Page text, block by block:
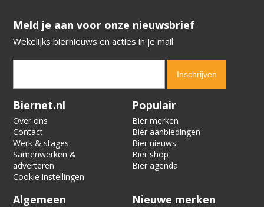
​​​​​​​Meld je aan voor onze nieuwsbrief
Wekelijks biernieuws en acties in je mail
Verification code:
Biernet.nl
Over ons
Contact
Werk & stages
Samenwerken &
adverteren
Cookie instellingen
Populair
Bier merken
Bier aanbiedingen
Bier nieuws
Bier shop
Bier agenda
Algemeen Nieuwe merken